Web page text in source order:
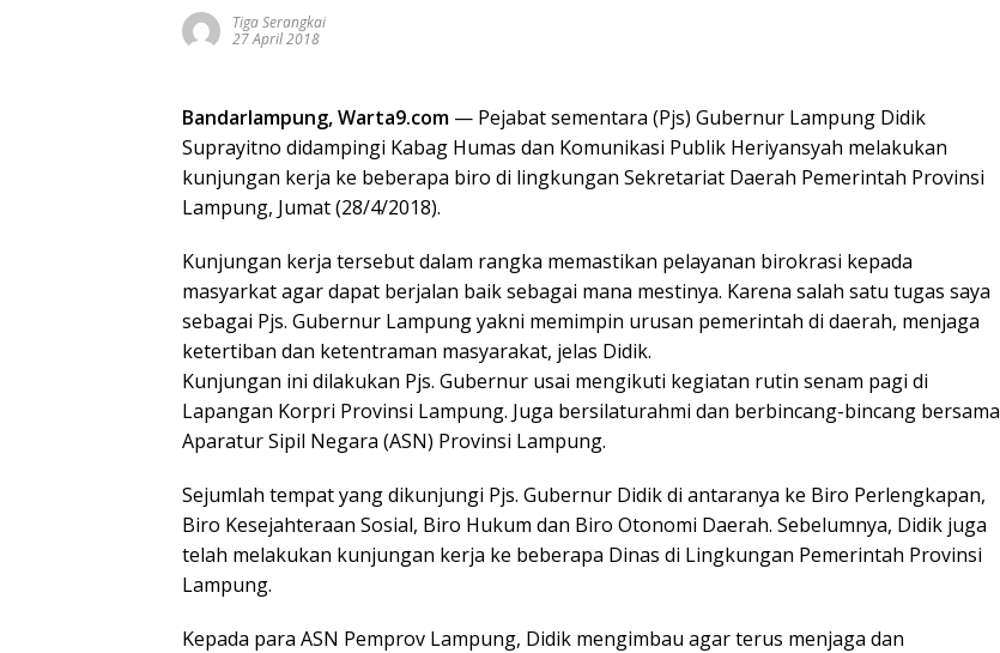
Tiga Serangkai
27 April 2018
Bandarlampung, Warta9.com — Pejabat sementara (Pjs) Gubernur Lampung Didik
Suprayitno didampingi Kabag Humas dan Komunikasi Publik Heriyansyah melakukan
kunjungan kerja ke beberapa biro di lingkungan Sekretariat Daerah Pemerintah Provinsi
Lampung, Jumat (28/4/2018).
Kunjungan kerja tersebut dalam rangka memastikan pelayanan birokrasi kepada
masyarkat agar dapat berjalan baik sebagai mana mestinya. Karena salah satu tugas saya
sebagai Pjs. Gubernur Lampung yakni memimpin urusan pemerintah di daerah, menjaga
ketertiban dan ketentraman masyarakat, jelas Didik.
Kunjungan ini dilakukan Pjs. Gubernur usai mengikuti kegiatan rutin senam pagi di
Lapangan Korpri Provinsi Lampung. Juga bersilaturahmi dan berbincang-bincang bersama
Aparatur Sipil Negara (ASN) Provinsi Lampung.
Sejumlah tempat yang dikunjungi Pjs. Gubernur Didik di antaranya ke Biro Perlengkapan,
Biro Kesejahteraan Sosial, Biro Hukum dan Biro Otonomi Daerah. Sebelumnya, Didik juga
telah melakukan kunjungan kerja ke beberapa Dinas di Lingkungan Pemerintah Provinsi
Lampung.
Kepada para ASN Pemprov Lampung, Didik mengimbau agar terus menjaga dan